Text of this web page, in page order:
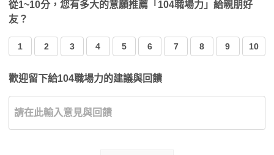
從1~10分，您有多大的意願推薦「104職場力」給親朋好
友？
1 2 3 4 5 6 7 8 9 10
歡迎留下給104職場力的建議與回饋